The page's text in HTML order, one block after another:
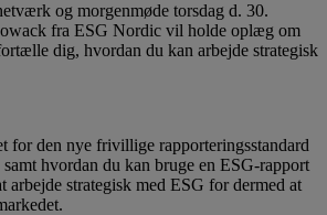
og morgenmøde torsdag d. 30.
fra ESG Nordic vil holde oplæg om
dig, hvordan du kan arbejde strategisk
for den nye frivillige rapporteringsstandard
hvordan du kan bruge en ESG-rapport
arbejde strategisk med ESG for dermed at